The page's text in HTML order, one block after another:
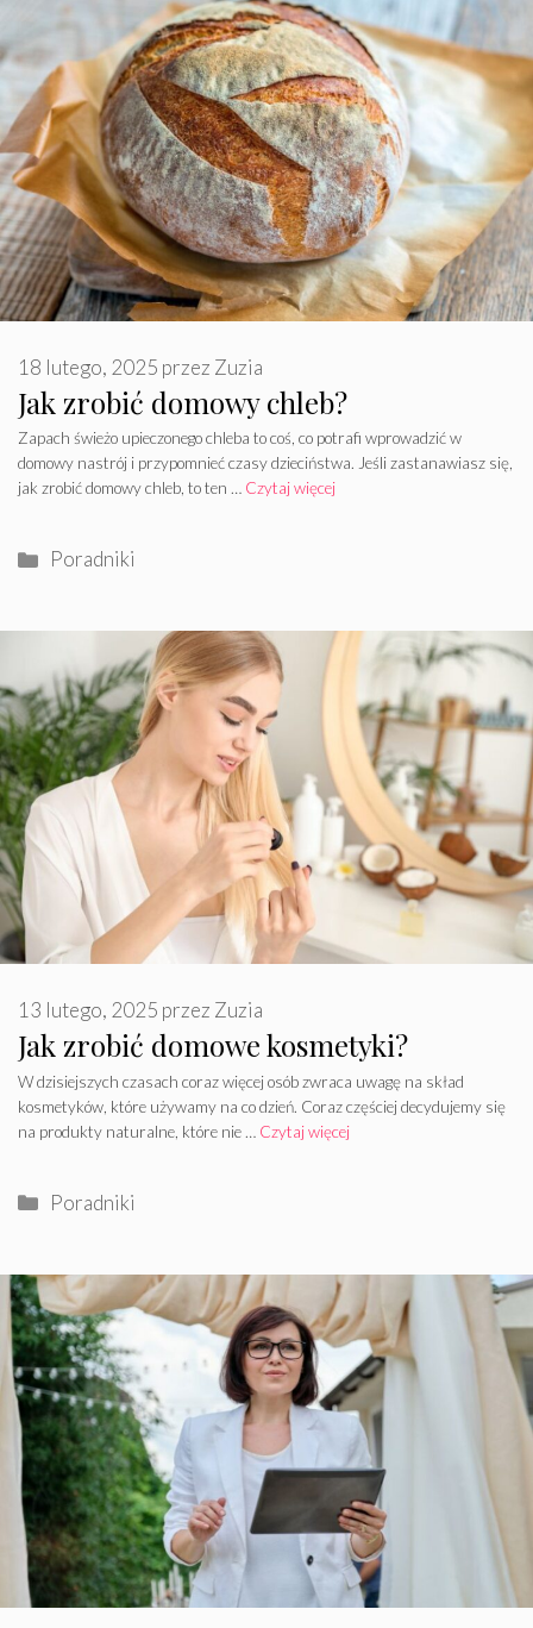
Jak zrobić domowy chleb?
18 lutego, 2025 przez Zuzia
Zapach świeżo upieczonego chleba to coś, co potrafi wprowadzić w
domowy nastrój i przypomnieć czasy dzieciństwa. Jeśli zastanawiasz się,
jak zrobić domowy chleb, to ten … Czytaj więcej
Kategorie
Poradniki
Jak zrobić domowe kosmetyki?
13 lutego, 2025 przez Zuzia
W dzisiejszych czasach coraz więcej osób zwraca uwagę na skład
kosmetyków, które używamy na co dzień. Coraz częściej decydujemy się
na produkty naturalne, które nie … Czytaj więcej
Kategorie
Poradniki